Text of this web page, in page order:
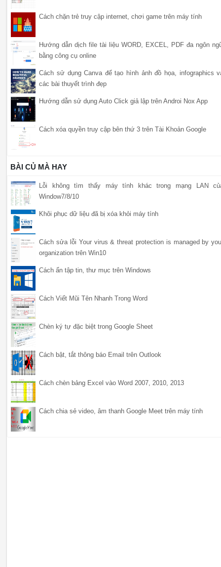
Cách chặn trẻ truy cập internet, chơi game trên máy tính
Hướng dẫn dịch file tài liệu WORD, EXCEL, PDF đa ngôn
bằng công cụ online
Cách sử dụng Canva để tạo hình ảnh đồ họa, infographics
các bài thuyết trình đẹp
Hướng dẫn sử dụng Auto Click giả lập trên Androi Nox App
Cách xóa quyền truy cập bên thứ 3 trên Tài Khoản Google
BÀI CỦ MÀ HAY
Lỗi không tìm thấy máy tính khác trong mạng LAN
Window7/8/10
Khôi phục dữ liệu đã bị xóa khỏi máy tính
Cách sửa lỗi Your virus & threat protection is managed by
organization trên Win10
Cách ẩn tập tin, thư mục trên Windows
Cách Viết Mũi Tên Nhanh Trong Word
Chèn ký tự đặc biệt trong Google Sheet
Cách bật, tắt thông báo Email trên Outlook
Cách chèn bảng Excel vào Word 2007, 2010, 2013
Cách chia sẻ video, âm thanh Google Meet trên máy tính